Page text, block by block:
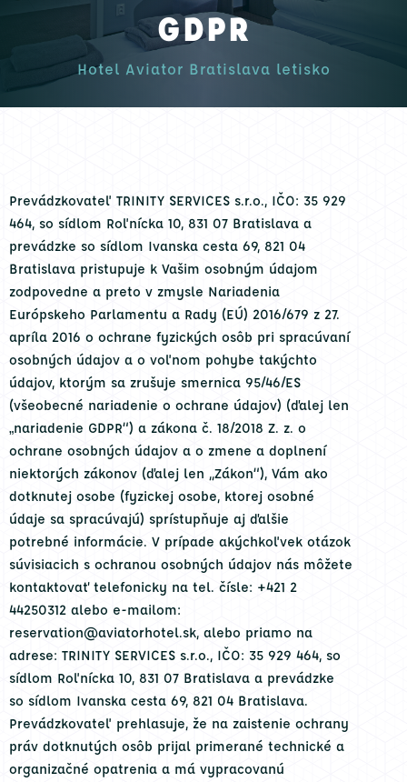
GDPR
Hotel Aviator Bratislava letisko
Prevádzkovateľ TRINITY SERVICES s.r.o., IČO: 35 929
464, so sídlom Roľnícka 10, 831 07 Bratislava a
prevádzke so sídlom Ivanska cesta 69, 821 04
Bratislava pristupuje k Vašim osobným údajom
zodpovedne a preto v zmysle Nariadenia
Európskeho Parlamentu a Rady (EÚ) 2016/679 z 27.
apríla 2016 o ochrane fyzických osôb pri spracúvaní
osobných údajov a o voľnom pohybe takýchto
údajov, ktorým sa zrušuje smernica 95/46/ES
(všeobecné nariadenie o ochrane údajov) (ďalej len
„nariadenie GDPR“) a zákona č. 18/2018 Z. z. o
ochrane osobných údajov a o zmene a doplnení
niektorých zákonov (ďalej len ,,Zákon“), Vám ako
dotknutej osobe (fyzickej osobe, ktorej osobné
údaje sa spracúvajú) sprístupňuje aj ďalšie
potrebné informácie. V prípade akýchkoľvek otázok
súvisiacich s ochranou osobných údajov nás môžete
kontaktovať telefonicky na tel. čísle: +421 2
44250312 alebo e-mailom:
reservation@aviatorhotel.sk, alebo priamo na
adrese: TRINITY SERVICES s.r.o., IČO: 35 929 464, so
sídlom Roľnícka 10, 831 07 Bratislava a prevádzke
so sídlom Ivanska cesta 69, 821 04 Bratislava.
Prevádzkovateľ prehlasuje, že na zaistenie ochrany
práv dotknutých osôb prijal primerané technické a
organizačné opatrenia a má vypracovanú